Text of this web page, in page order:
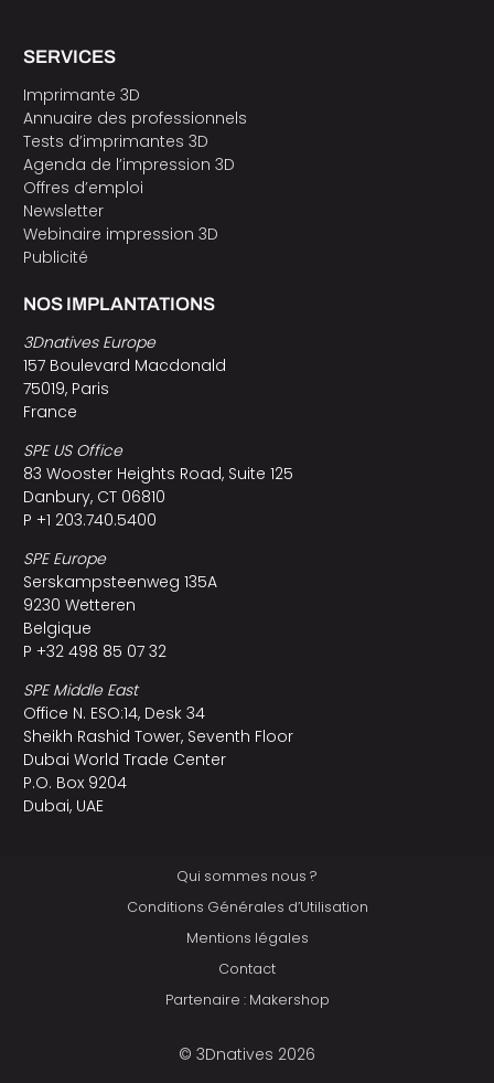
SERVICES
Imprimante 3D
Annuaire des professionnels
Tests d’imprimantes 3D
Agenda de l’impression 3D
Offres d’emploi
Newsletter
Webinaire impression 3D
Publicité
NOS IMPLANTATIONS
3Dnatives Europe
157 Boulevard Macdonald
75019, Paris
France
SPE US Office
83 Wooster Heights Road, Suite 125
Danbury, CT 06810
P +1 203.740.5400
SPE Europe
Serskampsteenweg 135A
9230 Wetteren
Belgique
P +32 498 85 07 32
SPE Middle East
Office N. ESO:14, Desk 34
Sheikh Rashid Tower, Seventh Floor
Dubai World Trade Center
P.O. Box 9204
Dubai, UAE
Qui sommes nous ?
Conditions Générales d’Utilisation
Mentions légales
Contact
Partenaire : Makershop
© 3Dnatives 2026